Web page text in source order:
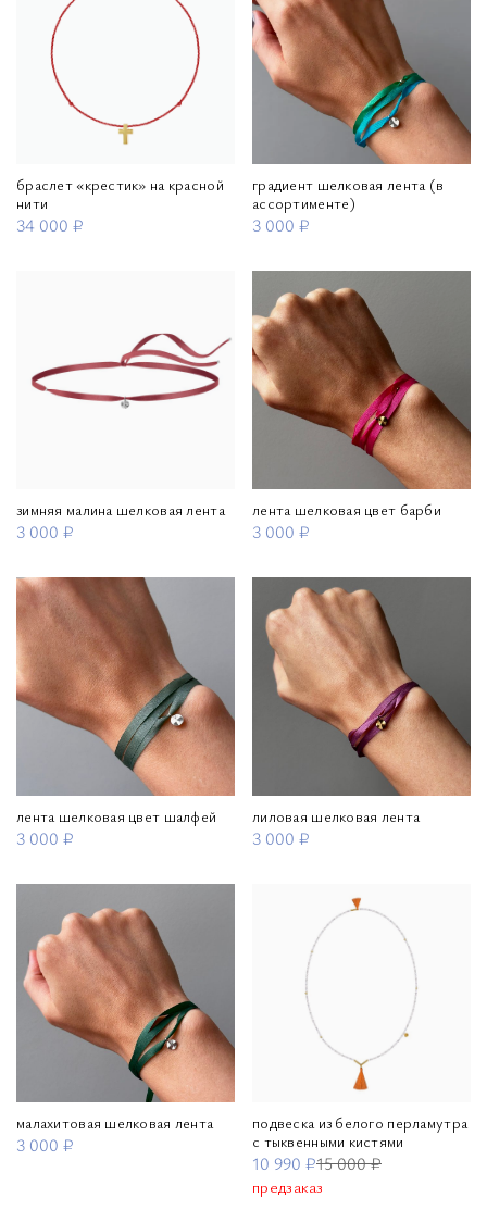
браслет «крестик» на красной
нити
34 000 ₽
градиент шелковая лента (в
ассортименте)
3 000 ₽
зимняя малина шелковая лента
3 000 ₽
лента шелковая цвет барби
3 000 ₽
лента шелковая цвет шалфей
3 000 ₽
лиловая шелковая лента
3 000 ₽
малахитовая шелковая лента
3 000 ₽
подвеска из белого перламутра
с тыквенными кистями
10 990 ₽15 000 ₽
предзаказ